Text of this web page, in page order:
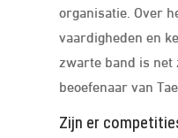
organisatie. Over
vaardigheden en
zwarte band is
beoefenaar van
Zijn er